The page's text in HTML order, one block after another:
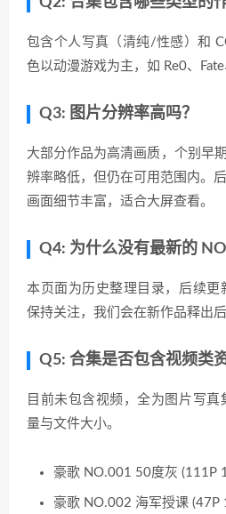
包含个人写真（清纯/性感）和
色以动漫游戏为主，如 Re0、
Q3: 图片分辨率高吗？
大部分作品为高清画质，个别早
辨率略低，但仍在可用范围内。
画面细节丰富，适合大屏查看。
Q4: 为什么没有最新的
本页面为历史整理目录，后续更
保持关注，我们会在新作品释出
Q5: 合集是否包含视频类资
目前未包含视频，全为图片写
量与文件大小。
豪歌 NO.001 50度灰 (111P
豪歌 NO.002 海军授课 (47P